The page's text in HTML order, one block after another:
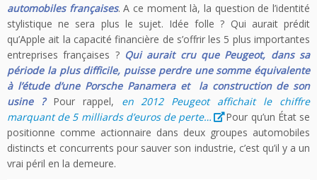
automobiles françaises. A ce moment là, la question de l’identité
stylistique ne sera plus le sujet. Idée folle ? Qui aurait prédit
qu’Apple ait la capacité financière de s’offrir les 5 plus importantes
entreprises françaises ? Qui aurait cru que Peugeot, dans sa
période la plus difficile, puisse perdre une somme équivalente
à l’étude d’une Porsche Panamera et la construction de son
usine ?Pour rappel, en 2012 Peugeot affichait le chiffre
marquant de 5 milliards d’euros de perte…
Pour qu’un État se
positionne comme actionnaire dans deux groupes automobiles
distincts et concurrents pour sauver son industrie, c’est qu’il y a un
vrai péril en la demeure.